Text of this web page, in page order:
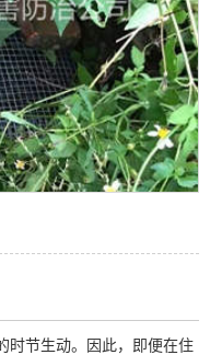
时节生动。因此，即便在住